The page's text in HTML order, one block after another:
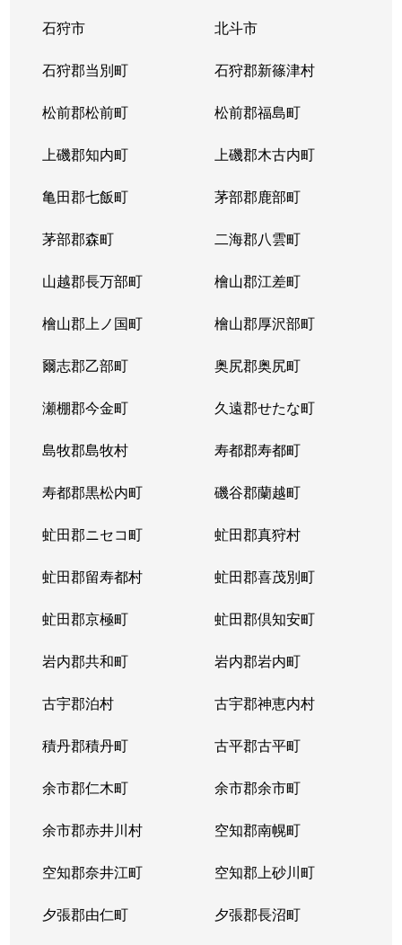
石狩市 北斗市
石狩郡当別町 石狩郡新篠津村
松前郡松前町 松前郡福島町
上磯郡知内町 上磯郡木古内町
亀田郡七飯町 茅部郡鹿部町
茅部郡森町 二海郡八雲町
山越郡長万部町 檜山郡江差町
檜山郡上ノ国町 檜山郡厚沢部町
爾志郡乙部町 奥尻郡奥尻町
瀬棚郡今金町 久遠郡せたな町
島牧郡島牧村 寿都郡寿都町
寿都郡黒松内町 磯谷郡蘭越町
虻田郡ニセコ町 虻田郡真狩村
虻田郡留寿都村 虻田郡喜茂別町
虻田郡京極町 虻田郡倶知安町
岩内郡共和町 岩内郡岩内町
古宇郡泊村 古宇郡神恵内村
積丹郡積丹町 古平郡古平町
余市郡仁木町 余市郡余市町
余市郡赤井川村 空知郡南幌町
空知郡奈井江町 空知郡上砂川町
夕張郡由仁町 夕張郡長沼町